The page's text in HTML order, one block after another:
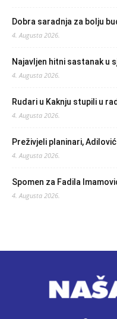
Dobra saradnja za bolju
4. Augusta 2026.
Najavljen hitni sastanak u
4. Augusta 2026.
Rudari u Kaknju stupili u
4. Augusta 2026.
Preživjeli planinari,
4. Augusta 2026.
Spomen za Fadila
4. Augusta 2026.